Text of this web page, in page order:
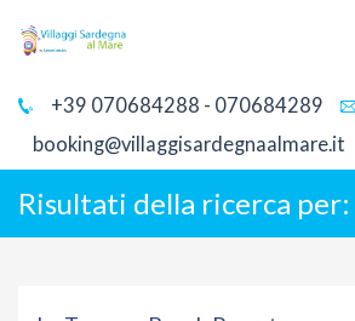
+39 070684288 - 070684289
booking@villaggisardegnaalmare.it
Risultati della ricerca per: